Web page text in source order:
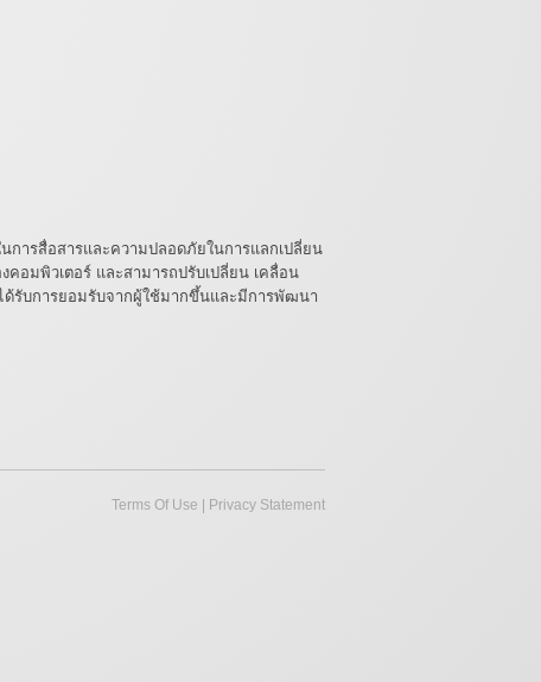
การสื่อสารและความปลอดภัยในการแลกเปลี่ยน
อมพิวเตอร์ และสามารถปรับเปลี่ยน เคลื่อน
ด้รับการยอมรับจากผู้ใช้มากขึ้นและมีการพัฒนา
Terms Of Use Privacy Statement